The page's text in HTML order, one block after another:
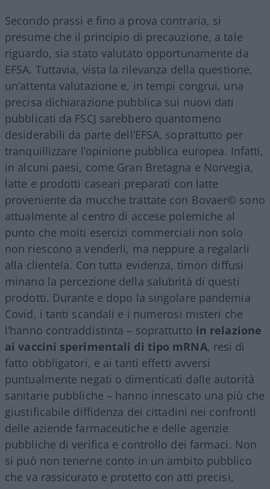
Secondo prassi e fino a prova contraria, si
presume che il principio di precauzione, a tale
riguardo, sia stato valutato opportunamente da
EFSA. Tuttavia, vista la rilevanza della questione,
un’attenta valutazione e, in tempi congrui, una
precisa dichiarazione pubblica sui nuovi dati
pubblicati da FSCJ sarebbero quantomeno
desiderabili da parte dell’EFSA, soprattutto per
tranquillizzare l’opinione pubblica europea. Infatti,
in alcuni paesi, come Gran Bretagna e Norvegia,
latte e prodotti caseari preparati con latte
proveniente da mucche trattate con Bovaer©️ sono
attualmente al centro di accese polemiche al
punto che molti esercizi commerciali non solo
non riescono a venderli, ma neppure a regalarli
alla clientela. Con tutta evidenza, timori diffusi
minano la percezione della salubrità di questi
prodotti. Durante e dopo la singolare pandemia
Covid, i tanti scandali e i numerosi misteri che
l’hanno contraddistinta – soprattutto in relazione
ai vaccini sperimentali di tipo mRNA, resi di
fatto obbligatori, e ai tanti effetti avversi
puntualmente negati o dimenticati dalle autorità
sanitarie pubbliche – hanno innescato una più che
giustificabile diffidenza dei cittadini nei confronti
delle aziende farmaceutiche e delle agenzie
pubbliche di verifica e controllo dei farmaci. Non
si può non tenerne conto in un ambito pubblico
che va rassicurato e protetto con atti precisi,